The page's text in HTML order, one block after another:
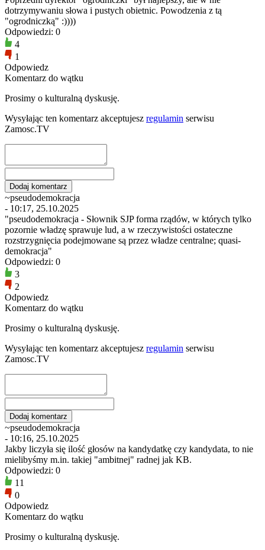
dotrzymywaniu słowa i pustych obietnic. Powodzenia z tą
"ogrodniczką" :))))
Odpowiedzi: 0
4
1
Odpowiedz
Komentarz do wątku
Prosimy o kulturalną dyskusję.
Wysyłając ten komentarz akceptujesz regulamin serwisu
Zamosc.TV
~pseudodemokracja
- 10:17, 25.10.2025
"pseudodemokracja - Słownik SJP forma rządów, w których tylko
pozornie władzę sprawuje lud, a w rzeczywistości ostateczne
rozstrzygnięcia podejmowane są przez władze centralne; quasi-
demokracja"
Odpowiedzi: 0
3
2
Odpowiedz
Komentarz do wątku
Prosimy o kulturalną dyskusję.
Wysyłając ten komentarz akceptujesz regulamin serwisu
Zamosc.TV
~pseudodemokracja
- 10:16, 25.10.2025
Jakby liczyła się ilość głosów na kandydatkę czy kandydata, to nie
mielibyśmy m.in. takiej "ambitnej" radnej jak KB.
Odpowiedzi: 0
11
0
Odpowiedz
Komentarz do wątku
Prosimy o kulturalną dyskusję.